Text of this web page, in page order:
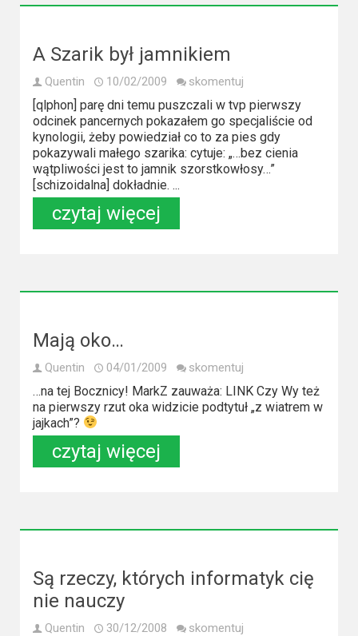
Filmy
oparte
na
faktach
Thrillery
Streaming
Amazon
TV
+
Disney+
HBO
Max
Sky
Podsumowania
2023
A Szarik był jamnikiem
Quentin 10/02/2009 skomentuj
[qlphon] parę dni temu puszczali w tvp pierwszy
odcinek pancernych pokazałem go specjaliście od
kynologii, żeby powiedział co to za pies gdy
pokazywali małego szarika: cytuje: „…bez cienia
wątpliwości jest to jamnik szorstkowłosy…”
[schizoidalna] dokładnie. ...
czytaj więcej
Mają oko…
Quentin 04/01/2009 skomentuj
…na tej Bocznicy! MarkZ zauważa: LINK Czy Wy też
na pierwszy rzut oka widzicie podtytuł „z wiatrem w
jajkach”?
czytaj więcej
Są rzeczy, których informatyk cię
nie nauczy
Quentin 30/12/2008 skomentuj